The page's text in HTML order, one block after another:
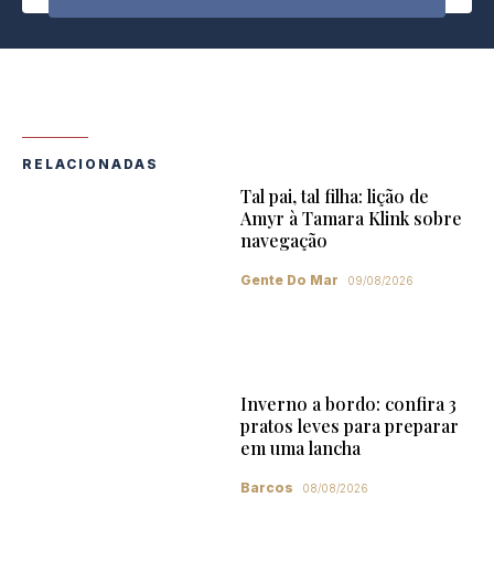
RELACIONADAS
Tal pai, tal filha: lição de
Amyr à Tamara Klink sobre
navegação
Gente Do Mar 09/08/2026
Inverno a bordo: confira 3
pratos leves para preparar
em uma lancha
Barcos 08/08/2026